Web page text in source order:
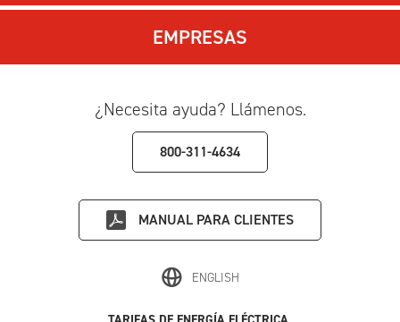
EMPRESAS
¿Necesita ayuda? Llámenos.
800-311-4634
MANUAL PARA CLIENTES
ENGLISH